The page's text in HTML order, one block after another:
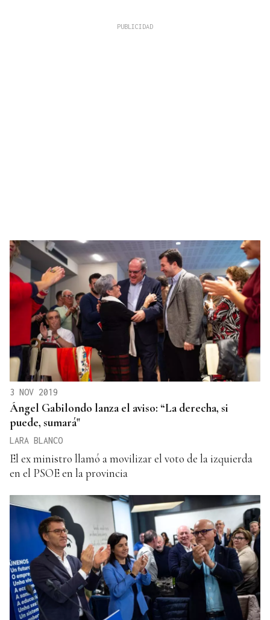
3 NOV 2019
Ángel Gabilondo lanza el aviso: “La derecha, si
puede, sumará"
LARA BLANCO
El ex ministro llamó a movilizar el voto de la izquierda
en el PSOE en la provincia